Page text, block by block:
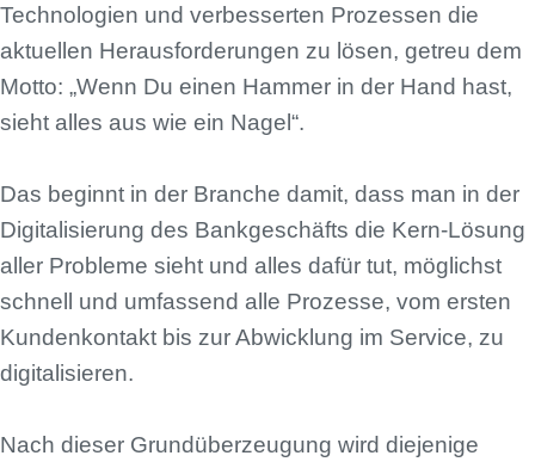
Technologien und verbesserten Prozessen die
aktuellen Herausforderungen zu lösen, getreu dem
Motto: „Wenn Du einen Hammer in der Hand hast,
sieht alles aus wie ein Nagel“.
Das beginnt in der Branche damit, dass man in der
Digitalisierung des Bankgeschäfts die Kern-Lösung
aller Probleme sieht und alles dafür tut, möglichst
schnell und umfassend alle Prozesse, vom ersten
Kundenkontakt bis zur Abwicklung im Service, zu
digitalisieren.
Nach dieser Grundüberzeugung wird diejenige